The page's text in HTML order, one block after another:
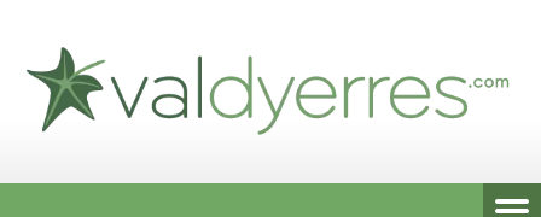
content